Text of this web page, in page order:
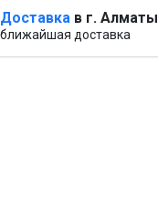
Доставка в г. Алматы
ближайшая доставка